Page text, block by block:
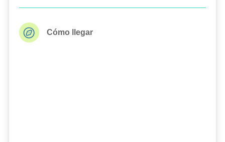
Cómo llegar